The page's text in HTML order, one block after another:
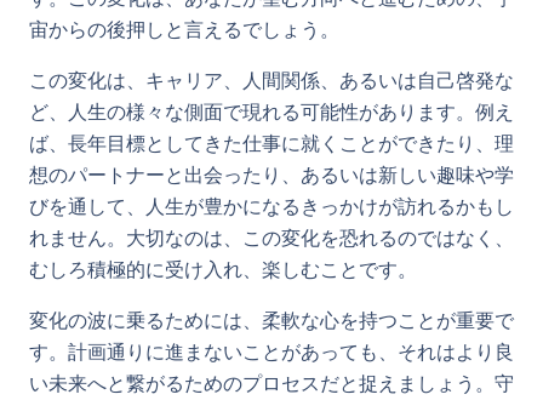
宙からの後押しと言えるでしょう。
この変化は、キャリア、人間関係、あるいは自己啓発な
ど、人生の様々な側面で現れる可能性があります。例え
ば、長年目標としてきた仕事に就くことができたり、理
想のパートナーと出会ったり、あるいは新しい趣味や学
びを通して、人生が豊かになるきっかけが訪れるかもし
れません。大切なのは、この変化を恐れるのではなく、
むしろ積極的に受け入れ、楽しむことです。
変化の波に乗るためには、柔軟な心を持つことが重要で
す。計画通りに進まないことがあっても、それはより良
い未来へと繋がるためのプロセスだと捉えましょう。守